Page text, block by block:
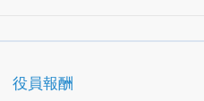
役員報酬